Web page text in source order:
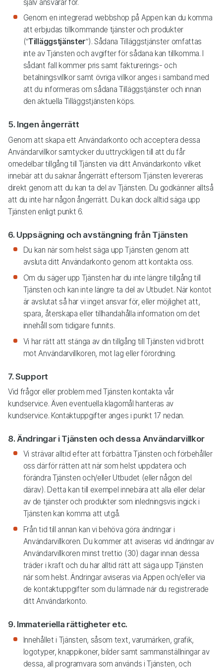
själv ansvarar för.
Genom en integrerad webbshop på Appen kan du komma
att erbjudas tillkommande tjänster och produkter
(“Tilläggstjänster”). Sådana Tilläggstjänster omfattas
inte av Tjänsten och avgifter för sådana kan tillkomma. I
sådant fall kommer pris samt fakturerings- och
betalningsvillkor samt övriga villkor anges i samband med
att du informeras om sådana Tilläggstjänster och innan
den aktuella Tilläggstjänsten köps.
5. Ingen ångerrätt
Genom att skapa ett Användarkonto och acceptera dessa
Användarvillkor samtycker du uttryckligen till att du får
omedelbar tillgång till Tjänsten via ditt Användarkonto vilket
innebär att du saknar ångerrätt eftersom Tjänsten levereras
direkt genom att du kan ta del av Tjänsten. Du godkänner alltså
att du inte har någon ångerrätt. Du kan dock alltid säga upp
Tjänsten enligt punkt 6.
6. Uppsägning och avstängning från Tjänsten
Du kan när som helst säga upp Tjänsten genom att
avsluta ditt Användarkonto genom att kontakta oss.
Om du säger upp Tjänsten har du inte längre tillgång till
Tjänsten och kan inte längre ta del av Utbudet. När kontot
är avslutat så har vi inget ansvar för, eller möjlighet att,
spara, återskapa eller tillhandahålla information om det
innehåll som tidigare funnits.
Vi har rätt att stänga av din tillgång till Tjänsten vid brott
mot Användarvillkoren, mot lag eller förordning.
7. Support
Vid frågor eller problem med Tjänsten kontakta vår
kundservice. Även eventuella klagomål hanteras av
kundservice. Kontaktuppgifter anges i punkt 17 nedan.
8. Ändringar i Tjänsten och dessa Användarvillkor
Vi strävar alltid efter att förbättra Tjänsten och förbehåller
oss därför rätten att när som helst uppdatera och
förändra Tjänsten och/eller Utbudet (eller någon del
därav). Detta kan till exempel innebära att alla eller delar
av de tjänster och produkter som inledningsvis ingick i
Tjänsten kan komma att utgå.
Från tid till annan kan vi behöva göra ändringar i
Användarvillkoren. Du kommer att aviseras vid ändringar av
Användarvillkoren minst trettio (30) dagar innan dessa
träder i kraft och du har alltid rätt att säga upp Tjänsten
när som helst. Ändringar aviseras via Appen och/eller via
de kontaktuppgifter som du lämnade när du registrerade
ditt Användarkonto.
9. Immateriella rättigheter etc.
Innehållet i Tjänsten, såsom text, varumärken, grafik,
logotyper, knappikoner, bilder samt sammanställningar av
dessa, all programvara som används i Tjänsten, och